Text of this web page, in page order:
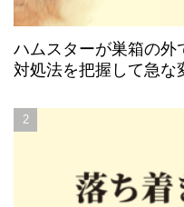
ハムスターが巣箱の外
対処法を把握して急な